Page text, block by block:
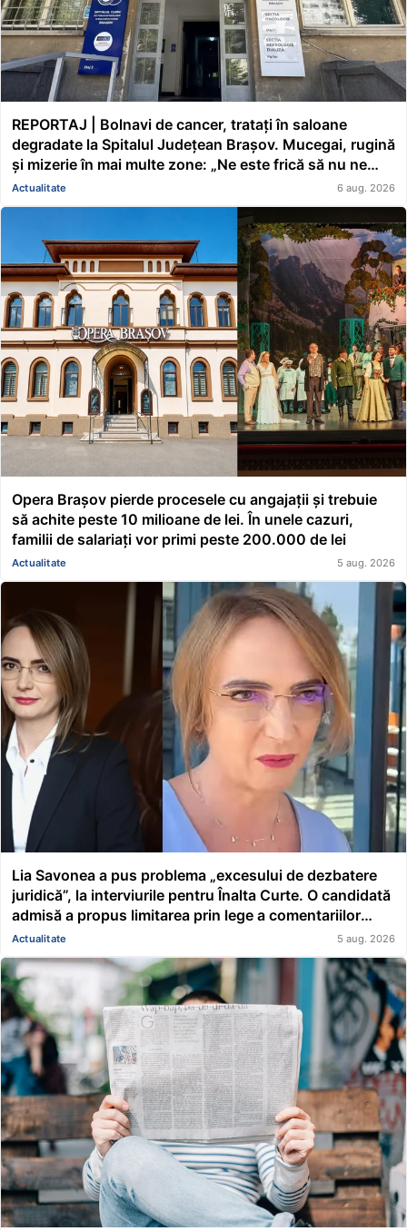
REPORTAJ | Bolnavi de cancer, tratați în saloane
degradate la Spitalul Județean Brașov. Mucegai, rugină
și mizerie în mai multe zone: „Ne este frică să nu ne
cadă tavanul în cap” FOTO/VIDEO
Actualitate 6 aug. 2026
Opera Brașov pierde procesele cu angajații și trebuie
să achite peste 10 milioane de lei. În unele cazuri,
familii de salariați vor primi peste 200.000 de lei
Actualitate 5 aug. 2026
Lia Savonea a pus problema „excesului de dezbatere
juridică”, la interviurile pentru Înalta Curte. O candidată
admisă a propus limitarea prin lege a comentariilor
presei și societății civile în privința deciziilor instanțelor
Actualitate 5 aug. 2026